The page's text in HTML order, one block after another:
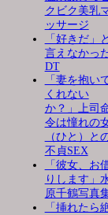
クビク美乳
ッサージ
「好きだ」と
言えなかっ
DT
「妻を抱い
くれない
か？」上司
令は憧れの
（ひと）と
不貞SEX
「彼女、お
りします」
原千鶴写真
「挿れたら